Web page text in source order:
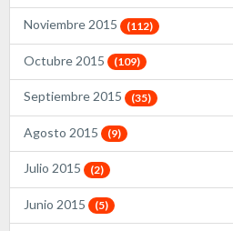
Noviembre 2015 (112)
Octubre 2015 (109)
Septiembre 2015 (35)
Agosto 2015 (9)
Julio 2015 (2)
Junio 2015 (5)